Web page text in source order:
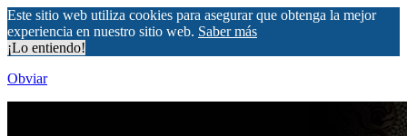
Este sitio web utiliza cookies para asegurar que obtenga la mejor
experiencia en nuestro sitio web. Saber más
¡Lo entiendo!
Obviar